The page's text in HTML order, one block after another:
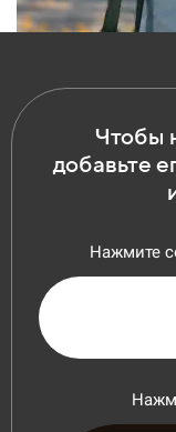
Чтобы
добавьте
Нажмите